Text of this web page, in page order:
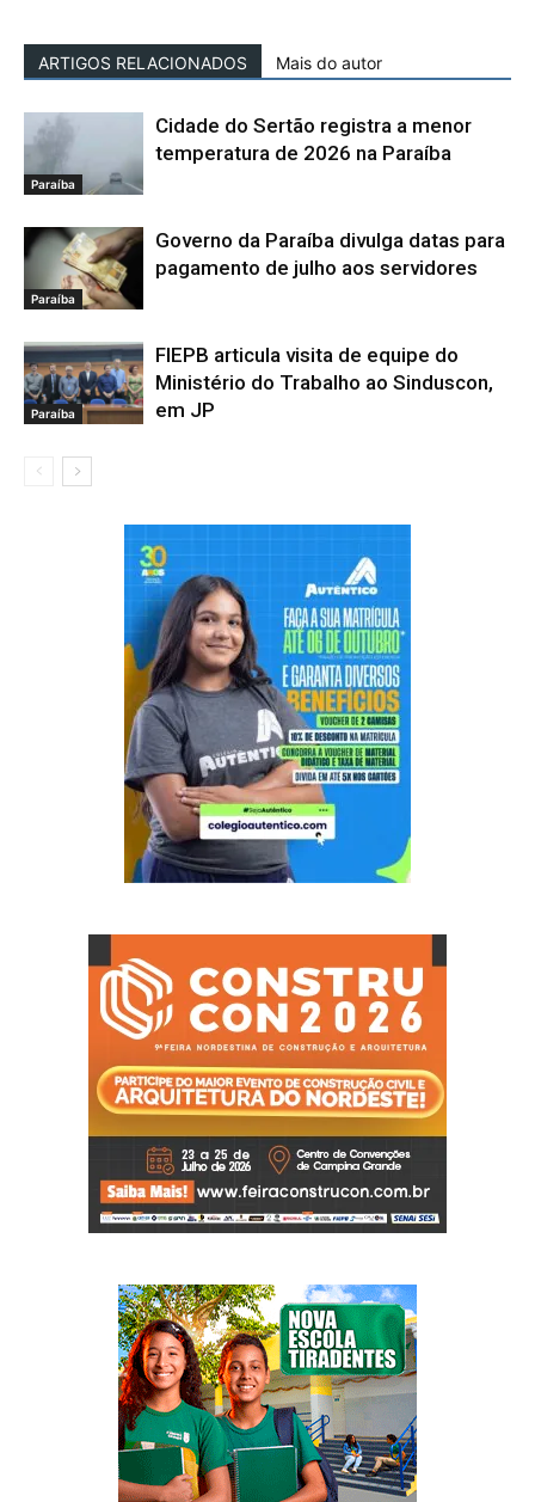
ARTIGOS RELACIONADOS Mais do autor
Paraíba
Cidade do Sertão registra a menor
temperatura de 2026 na Paraíba
Paraíba
Governo da Paraíba divulga datas para
pagamento de julho aos servidores
Paraíba
FIEPB articula visita de equipe do
Ministério do Trabalho ao Sinduscon,
em JP